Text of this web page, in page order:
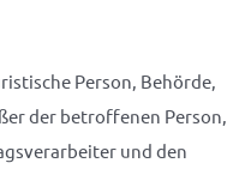
Person, Behörde,
der betroffenen Person,
und den